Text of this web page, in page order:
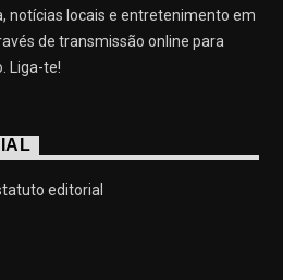
notícias locais e entretenimento em
de transmissão online para
Liga-te!
editorial